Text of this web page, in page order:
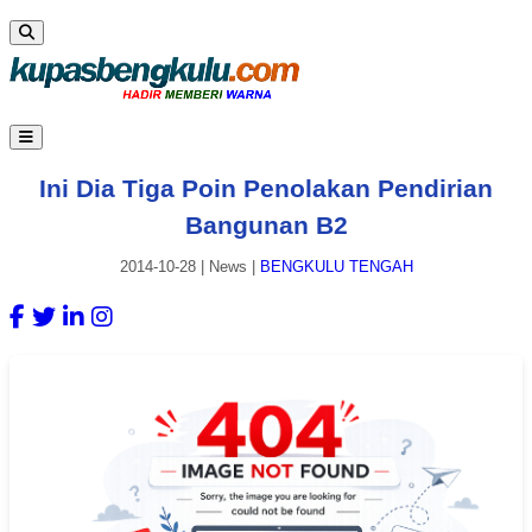
Ini Dia Tiga Poin Penolakan Pendirian
Bangunan B2
2014-10-28| News BENGKULU TENGAH